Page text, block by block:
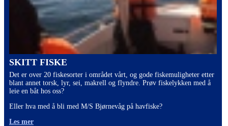
SKITT FISKE
Det er over 20 fiskesorter i området vårt, og gode fiskemuligheter etter
blant annet torsk, lyr, sei, makrell og flyndre. Prøv fiskelykken med å
leie en båt hos oss?
Eller hva med å bli med M/S Bjørnevåg på havfiske?
Les mer